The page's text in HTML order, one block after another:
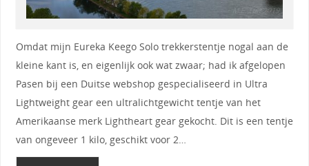
Omdat mijn Eureka Keego Solo trekkerstentje nogal aan de
kleine kant is, en eigenlijk ook wat zwaar; had ik afgelopen
Pasen bij een Duitse webshop gespecialiseerd in Ultra
Lightweight gear een ultralichtgewicht tentje van het
Amerikaanse merk Lightheart gear gekocht. Dit is een tentje
van ongeveer 1 kilo, geschikt voor 2…